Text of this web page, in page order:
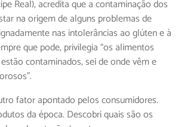
Real), acredita que a contaminação dos
na origem de alguns problemas de
nas intolerâncias ao glúten e à
que pode, privilegia “os alimentos
contaminados, sei de onde vêm e
fator apontado pelos consumidores.
da época. Descobri quais são os